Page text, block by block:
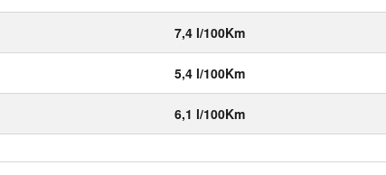
7,4 l/100Km
5,4 l/100Km
6,1 l/100Km